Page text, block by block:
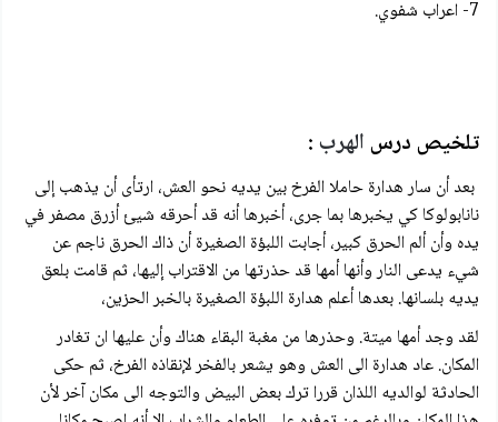
7- اعراب شفوي.
تلخيص درسالهرب:
بعد أن سار هدارة حاملا الفرخ بين يديه نحو العش، ارتأى أن يذهب إلى
نانابولوكا كي يخبرها بما جرى، أخبرها أنه قد أحرقه شيئ أزرق مصفر في
يده وأن ألم الحرق كبير، أجابت اللبؤة الصغيرة أن ذاك الحرق ناجم عن
شيء يدعى النار وأنها أمها قد حذرتها من الاقتراب إليها، ثم قامت بلعق
يديه بلسانها. بعدها أعلم هدارة اللبؤة الصغيرة بالخبر الحزين،
لقد وجد أمها ميتة. وحذرها من مغبة البقاء هناك وأن عليها ان تغادر
المكان. عاد هدارة الى العش وهو يشعر بالفخر لإنقاذه الفرخ، ثم حكى
الحادثة لوالديه اللذان قررا ترك بعض البيض والتوجه الى مكان آخر لأن